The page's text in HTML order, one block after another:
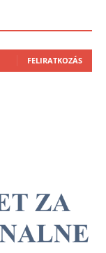
FELIRATKOZÁS